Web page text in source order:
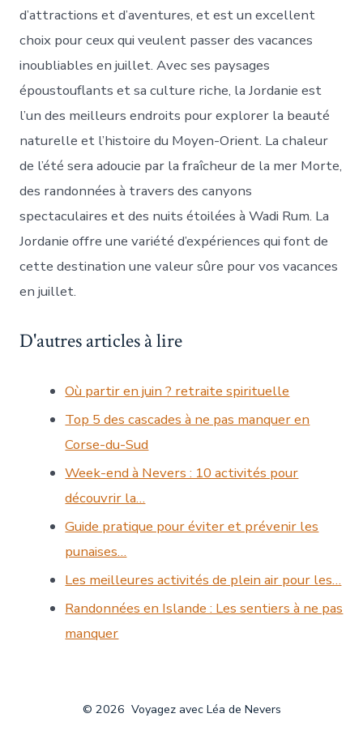
d’attractions et d’aventures, et est un excellent
choix pour ceux qui veulent passer des vacances
inoubliables en juillet. Avec ses paysages
époustouflants et sa culture riche, la Jordanie est
l’un des meilleurs endroits pour explorer la beauté
naturelle et l’histoire du Moyen-Orient. La chaleur
de l’été sera adoucie par la fraîcheur de la mer Morte,
des randonnées à travers des canyons
spectaculaires et des nuits étoilées à Wadi Rum. La
Jordanie offre une variété d’expériences qui font de
cette destination une valeur sûre pour vos vacances
en juillet.
D'autres articles à lire
Où partir en juin ? retraite spirituelle
Top 5 des cascades à ne pas manquer en
Corse-du-Sud
Week-end à Nevers : 10 activités pour
découvrir la…
Guide pratique pour éviter et prévenir les
punaises…
Les meilleures activités de plein air pour les…
Randonnées en Islande : Les sentiers à ne pas
manquer
© 2026 Voyagez avec Léa de Nevers